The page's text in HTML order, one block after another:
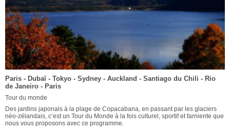
Paris - Dubaï - Tokyo - Sydney - Auckland - Santiago du Chili - Rio
de Janeiro - Paris
Tour du monde
Des jardins japonais à la plage de Copacabana, en passant par les glaciers
néo-zélandais, c’est un Tour du Monde à la fois culturel, sportif et farniente que
nous vous proposons avec ce programme.